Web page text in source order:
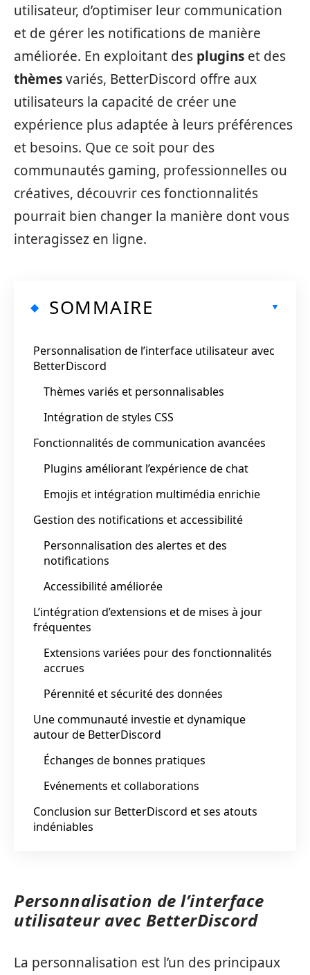
utilisateur, d’optimiser leur communication
et de gérer les notifications de manière
améliorée. En exploitant des plugins et des
thèmesvariés, BetterDiscord offre aux
utilisateurs la capacité de créer une
expérience plus adaptée à leurs préférences
et besoins. Que ce soit pour des
communautés gaming, professionnelles ou
créatives, découvrir ces fonctionnalités
pourrait bien changer la manière dont vous
interagissez en ligne.
SOMMAIRE
Personnalisation de l’interface utilisateur avec
BetterDiscord
Thèmes variés et personnalisables
Intégration de styles CSS
Fonctionnalités de communication avancées
Plugins améliorant l’expérience de chat
Emojis et intégration multimédia enrichie
Gestion des notifications et accessibilité
Personnalisation des alertes et des
notifications
Accessibilité améliorée
L’intégration d’extensions et de mises à jour
fréquentes
Extensions variées pour des fonctionnalités
accrues
Pérennité et sécurité des données
Une communauté investie et dynamique
autour de BetterDiscord
Échanges de bonnes pratiques
Evénements et collaborations
Conclusion sur BetterDiscord et ses atouts
indéniables
Personnalisation de l’interface
utilisateur avec BetterDiscord
La personnalisation est l’un des principaux